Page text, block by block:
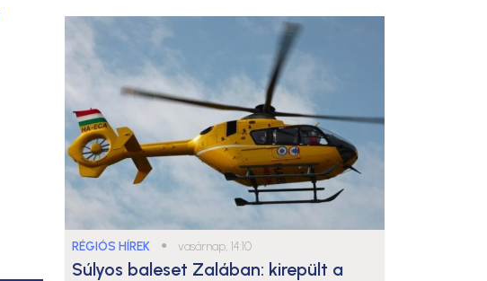
RÉGIÓS HÍREK ● vasárnap, 14:10
Súlyos baleset Zalában: kirepült a